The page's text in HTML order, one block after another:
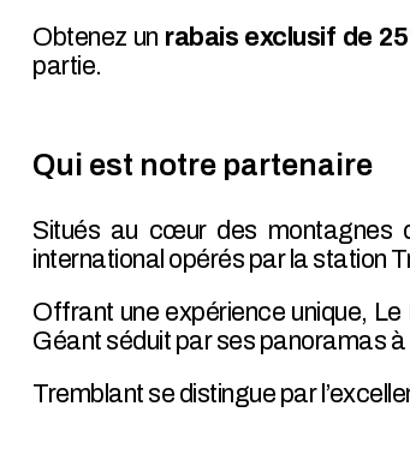
Obtenez un rabais exclusif de
partie.
Qui est notre partenaire
Situés au cœur des montagnes
international opérés par la station
Offrant une expérience unique,
Géant séduit par ses panoramas
Tremblant se distingue par